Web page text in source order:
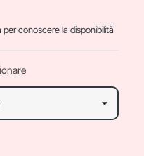
per conoscere la disponibilità